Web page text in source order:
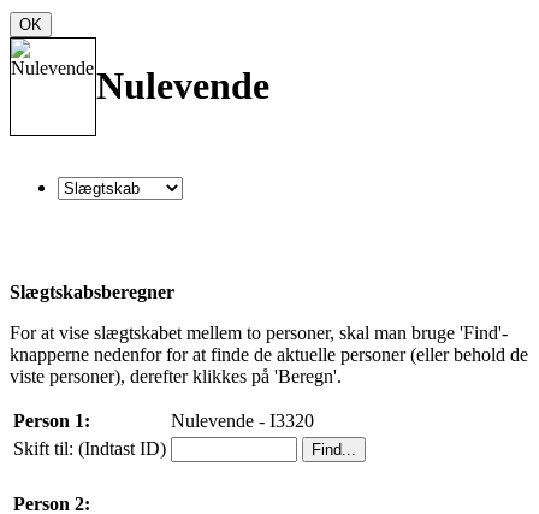
OK
Nulevende
Slægtskabsberegner
For at vise slægtskabet mellem to personer, skal man bruge 'Find'-
knapperne nedenfor for at finde de aktuelle personer (eller behold de
viste personer), derefter klikkes på 'Beregn'.
Person 1:
Nulevende - I3320
Skift til: (Indtast ID)
Person 2: